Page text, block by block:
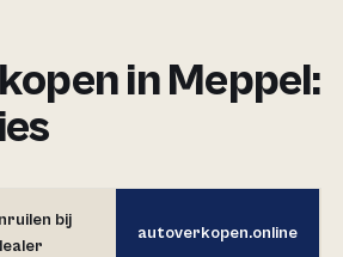
in Meppel:
bij
autoverkopen.online